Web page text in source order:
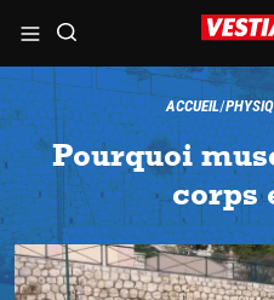
ACCUEIL
Pourquoi
corps